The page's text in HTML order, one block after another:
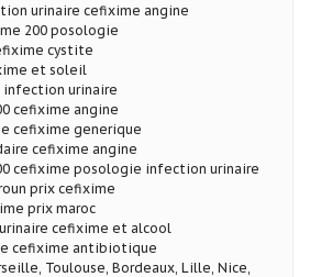
urinaire cefixime angine
200 posologie
cystite
et soleil
urinaire
cefixime angine
cefixime generique
cefixime angine
cefixime posologie infection urinaire
prix cefixime
prix maroc
cefixime et alcool
cefixime antibiotique
Toulouse, Bordeaux, Lille, Nice,